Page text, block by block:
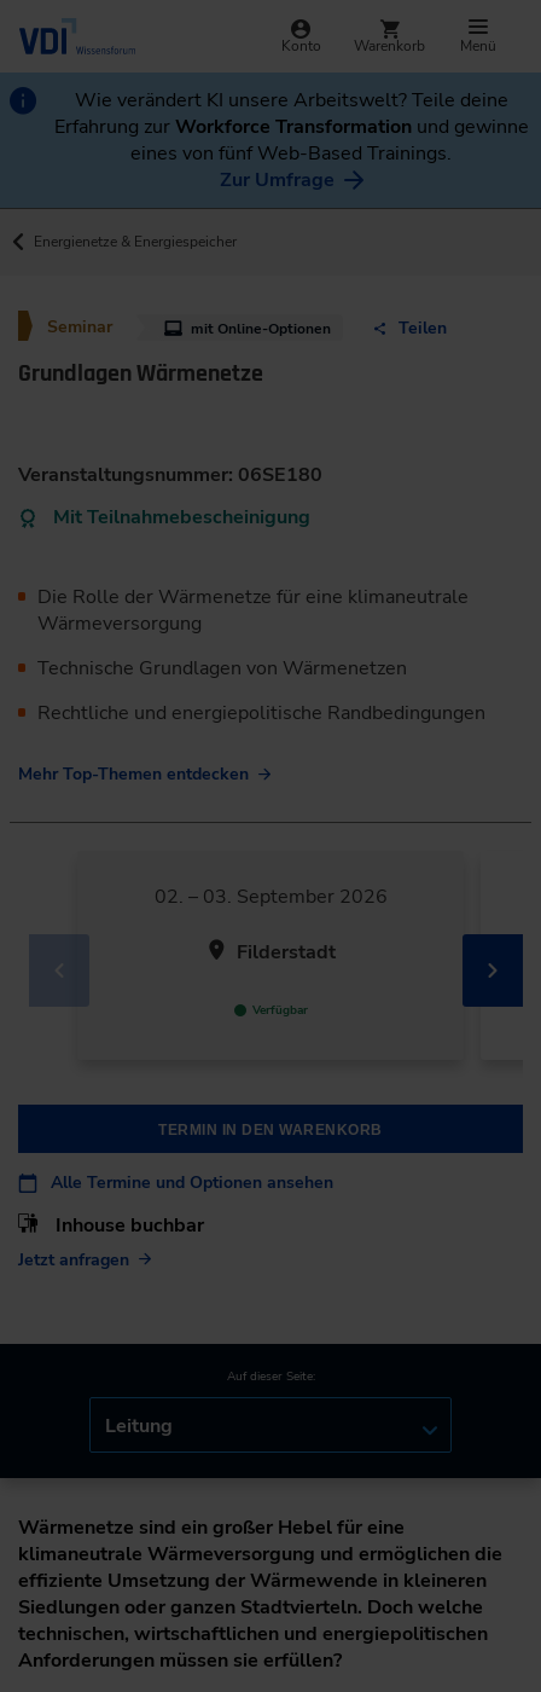
Konto Warenkorb Menü
Wie verändert KI unsere Arbeitswelt? Teile deine
Erfahrung zurWorkforce Transformation und gewinne
eines von fünf Web-Based Trainings.
Zur Umfrage
Energienetze & Energiespeicher
Seminar mit Online-Optionen Teilen
Grundlagen Wärmenetze
Veranstaltungsnummer: 06SE180
Mit Teilnahmebescheinigung
Die Rolle der Wärmenetze für eine klimaneutrale
Wärmeversorgung
Technische Grundlagen von Wärmenetzen
Rechtliche und energiepolitische Randbedingungen
Mehr Top-Themen entdecken
02. – 03. September 2026
Filderstadt
Verfügbar
TERMIN IN DEN WARENKORB
Alle Termine und Optionen ansehen
Inhouse buchbar
Jetzt anfragen
Auf dieser Seite:
Leitung
Wärmenetze sind ein großer Hebel für eine
klimaneutrale Wärmeversorgung und ermöglichen die
effiziente Umsetzung der Wärmewende in kleineren
Siedlungen oder ganzen Stadtvierteln. Doch welche
technischen, wirtschaftlichen und energiepolitischen
Anforderungen müssen sie erfüllen?